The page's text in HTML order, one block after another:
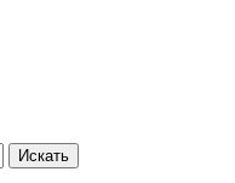
Искать